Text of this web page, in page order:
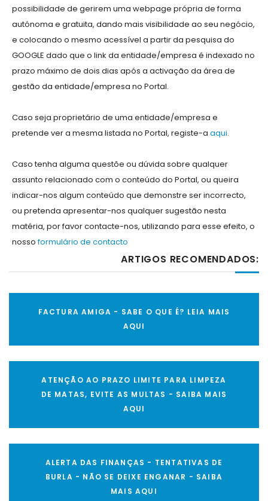
possibilidade de gerirem uma webpage própria de forma
autónoma e gratuita, dando mais visibilidade ao seu negócio,
e colocando o mesmo acessível a partir da pesquisa do
GOOGLE dado que o link da entidade/empresa é indexado no
prazo máximo de dois dias após a activação da área de
gestão da entidade/empresa no Portal.
Caso seja proprietário de uma entidade/empresa e
pretende ver a mesma listada no Portal, registe-a aqui.
Caso tenha alguma questõe ou dúvida sobre qualquer
assunto relacionado com o conteúdo do Portal, ou queira
indicar-nos algum conteúdo que demonstre ser incorrecto,
ou pretenda apresentar-nos qualquer sugestão nesta
matéria, por favor contacte-nos, utilizando para esse efeito, o
nossoformulário de contacto
ARTIGOS RECOMENDADOS:
FACTURA AMIGA - SABE O QUE É? LEIA MAIS
AQUI
ATENÇÃO AO PRAZO LIMITE PARA LIMPEZA
DE MATAS, EVITE AS MULTAS - SAIBA MAIS
AQUI
ALERTA DAS FINANÇAS - TENTATIVAS DE
BURLA - NÃO SE DEIXE ENGANAR - SAIBA
MAIS AQUI